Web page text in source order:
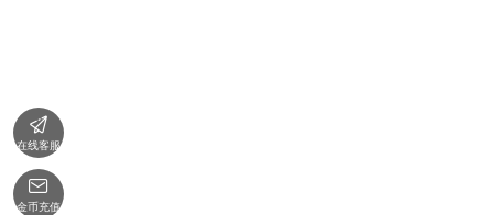

在线客服

金币充值